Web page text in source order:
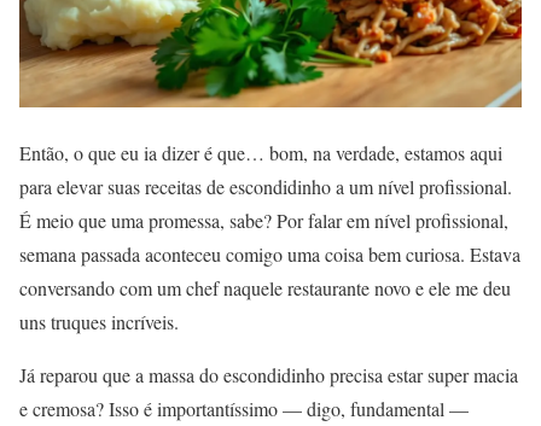
Então, o que eu ia dizer é que… bom, na verdade, estamos aqui
para elevar suas receitas de escondidinho a um nível profissional.
É meio que uma promessa, sabe? Por falar em nível profissional,
semana passada aconteceu comigo uma coisa bem curiosa. Estava
conversando com um chef naquele restaurante novo e ele me deu
uns truques incríveis.
Já reparou que a massa do escondidinho precisa estar super macia
e cremosa? Isso é importantíssimo — digo, fundamental —